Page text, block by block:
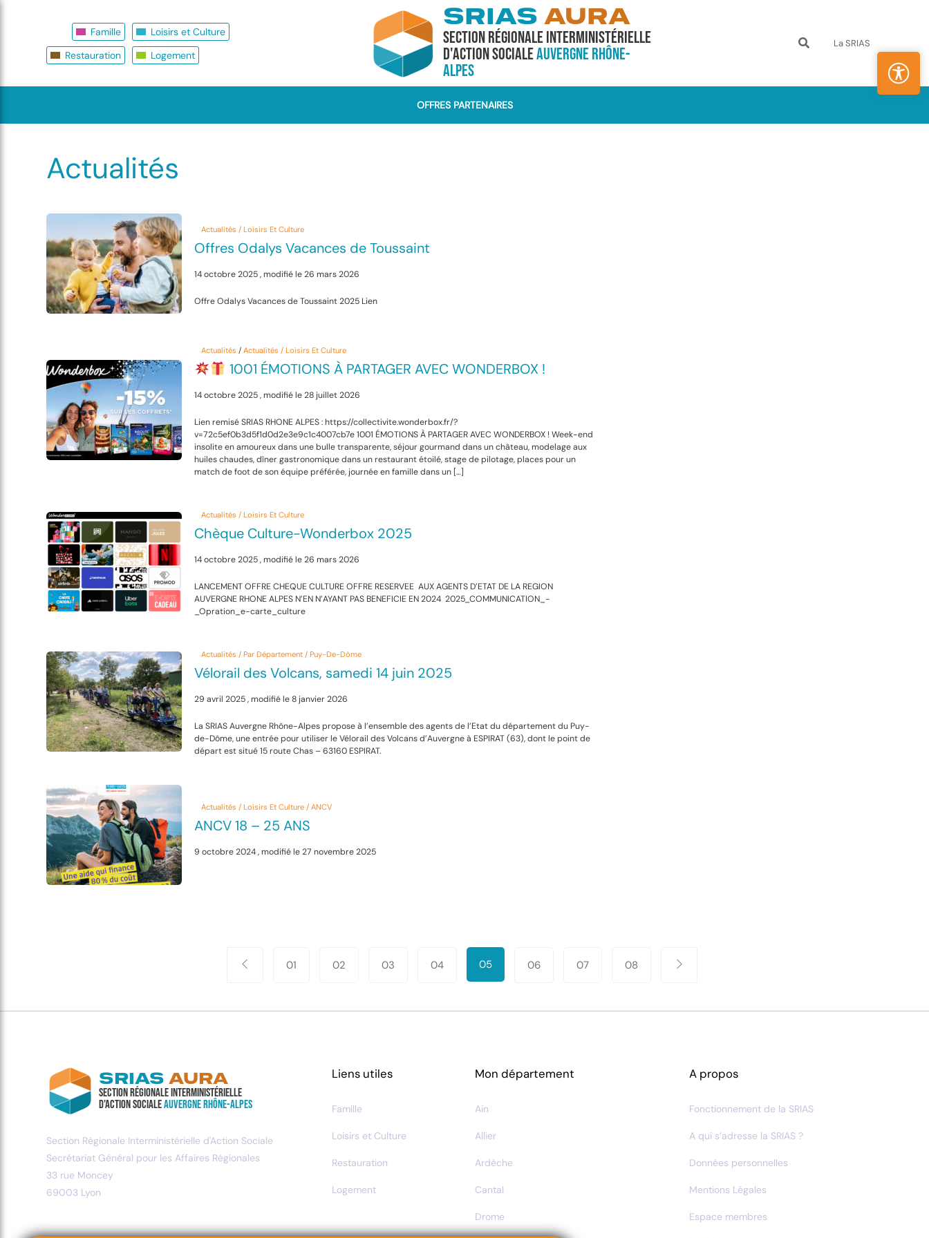
Famille
Loisirs et Culture
Restauration
Logement
SRIASAURA
Section Régionale Interministérielle
d'Action SocialeAuvergne Rhône-
Alpes
La SRIAS
OFFRES PARTENAIRES
Actualités
Actualités / Loisirs Et Culture
Offres Odalys Vacances de Toussaint
14 octobre 2025 , modifié le 26 mars 2026
Offre Odalys Vacances de Toussaint 2025 Lien
Actualités / Actualités / Loisirs Et Culture
1001 ÉMOTIONS À PARTAGER AVEC WONDERBOX !
14 octobre 2025 , modifié le 28 juillet 2026
Lien remisé SRIAS RHONE ALPES : https://collectivite.wonderbox.fr/?
v=72c5ef0b3d5f1d0d2e3e9c1c4007cb7e 1001 ÉMOTIONS À PARTAGER AVEC WONDERBOX ! Week-end
insolite en amoureux dans une bulle transparente, séjour gourmand dans un château, modelage aux
huiles chaudes, dîner gastronomique dans un restaurant étoilé, stage de pilotage, places pour un
match de foot de son équipe préférée, journée en famille dans un […]
Actualités / Loisirs Et Culture
Chèque Culture-Wonderbox 2025
14 octobre 2025 , modifié le 26 mars 2026
LANCEMENT OFFRE CHEQUE CULTURE OFFRE RESERVEE AUX AGENTS D’ETAT DE LA REGION
AUVERGNE RHONE ALPES N’EN N’AYANT PAS BENEFICIE EN 2024 2025_COMMUNICATION_-
_Opration_e-carte_culture
Actualités / Par Département / Puy-De-Dôme
Vélorail des Volcans, samedi 14 juin 2025
29 avril 2025 , modifié le 8 janvier 2026
La SRIAS Auvergne Rhône-Alpes propose à l’ensemble des agents de l’Etat du département du Puy-
de-Dôme, une entrée pour utiliser le Vélorail des Volcans d’Auvergne à ESPIRAT (63), dont le point de
départ est situé 15 route Chas – 63160 ESPIRAT.
Actualités / Loisirs Et Culture / ANCV
ANCV 18 – 25 ANS
9 octobre 2024 , modifié le 27 novembre 2025
Pagination
publications
01 02 03 04 05 06 07 08
SRIAS AURA
Section Régionale Interministérielle
d'Action SocialeAuvergne Rhône-Alpes
Section Régionale Interministérielle d'Action Sociale
Secrétariat Général pour les Affaires Régionales
33 rue Moncey
69003 Lyon
Liens utiles
Famille
Loisirs et Culture
Restauration
Logement
Mon département
Ain
Allier
Ardèche
Cantal
Drome
A propos
Fonctionnement de la SRIAS
A qui s’adresse la SRIAS ?
Données personnelles
Mentions Légales
Espace membres